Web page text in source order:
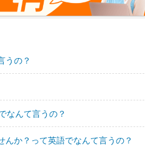
うの？
なんて言うの？
か？って英語でなんて言うの？